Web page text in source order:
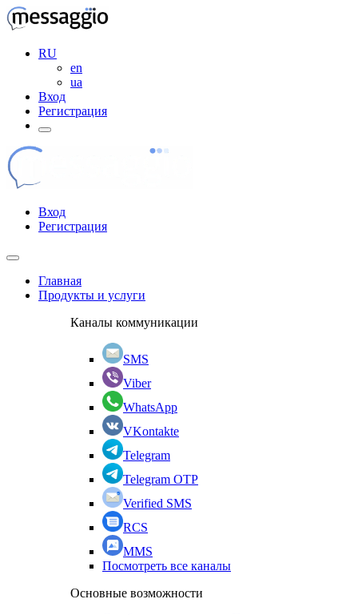
RU
en
ua
Вход
Регистрация
Вход
Регистрация
Главная
Продукты и услуги
Каналы коммуникации
SMS
Viber
WhatsApp
VKontakte
Telegram
Telegram OTP
Verified SMS
RCS
MMS
Посмотреть все каналы
Основные возможности